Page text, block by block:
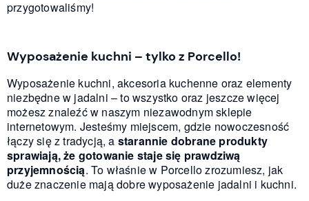
przygotowaliśmy!
Wyposażenie kuchni – tylko z Porcello!
Wyposażenie kuchni, akcesoria kuchenne oraz elementy
niezbędne w jadalni – to wszystko oraz jeszcze więcej
możesz znaleźć w naszym niezawodnym sklepie
internetowym. Jesteśmy miejscem, gdzie nowoczesność
łączy się z tradycją, a starannie dobrane produkty
sprawiają, że gotowanie staje się prawdziwą
przyjemnością. To właśnie w Porcello zrozumiesz, jak
duże znaczenie mają dobre wyposażenie jadalni i kuchni.